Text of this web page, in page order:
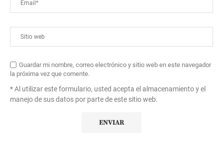
Guardar mi nombre, correo electrónico y sitio web en este navegador
la próxima vez que comente.
* Al utilizar este formulario, usted acepta el almacenamiento y el
manejo de sus datos por parte de este sitio web.